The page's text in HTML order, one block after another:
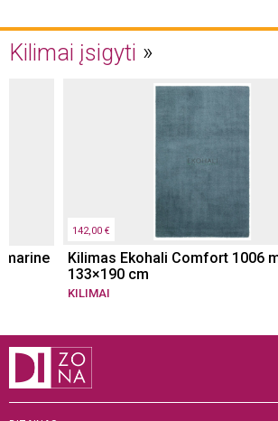
Kilimai įsigyti
marine
142,00 €
Kilimas Ekohali Comfort 1006
133×190 cm
KILIMAI